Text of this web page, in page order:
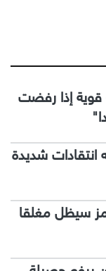
قوية إذا رفضت
انتقادات شديدة
سيظل مغلقا